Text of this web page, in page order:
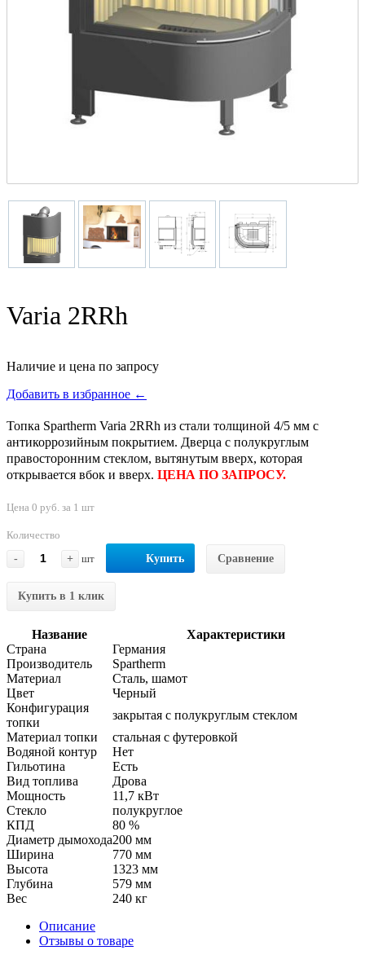
Varia 2RRh
Наличие и цена по запросу
Добавить в избранное ←
Топка Spartherm Varia 2RRh из стали толщиной 4/5 мм с
антикоррозийным покрытием. Дверца с полукруглым
правосторонним стеклом, вытянутым вверх, которая
открывается вбок и вверх. ЦЕНА ПО ЗАПРОСУ.
Цена 0 руб. за 1 шт
Количество
-
+ шт Купить Сравнение
Купить в 1 клик
Название
Характеристики
Страна
Германия
Производитель
Spartherm
Материал
Сталь, шамот
Цвет
Черный
Конфигурация
топки
закрытая с полукруглым стеклом
Материал топки
стальная с футеровкой
Водяной контур
Нет
Гильотина
Есть
Вид топлива
Дрова
Мощность
11,7 кВт
Стекло
полукруглое
КПД
80 %
Диаметр дымохода200 мм
Ширина
770 мм
Высота
1323 мм
Глубина
579 мм
Вес
240 кг
Описание
Отзывы о товаре